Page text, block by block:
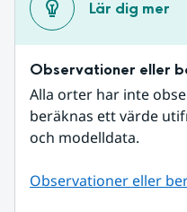
Lär dig mer
Observationer eller
Alla orter har inte
beräknas ett värde
och modelldata.
Observationer eller